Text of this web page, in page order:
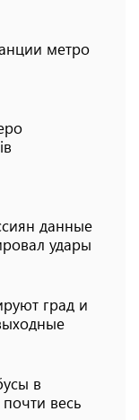
метро
данные
удары
град и
в
весь